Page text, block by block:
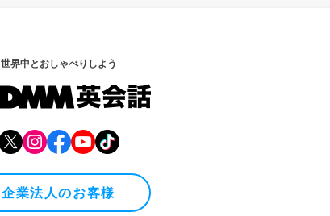
世界中とおしゃべりしよう
企業法人のお客様